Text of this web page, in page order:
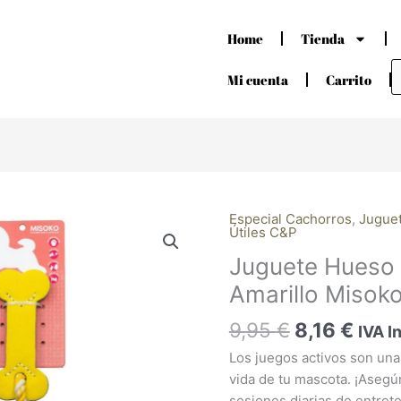
Home Tienda
Mi cuenta Carrito
Especial Cachorros,
Útiles C&P
Juguete Hueso
Amarillo Misoko
9,95€
El
original
era:
9,95 €.
8,16 €
El
es:
8,16
IVA
Los juegos activos son
vida de tu mascota.